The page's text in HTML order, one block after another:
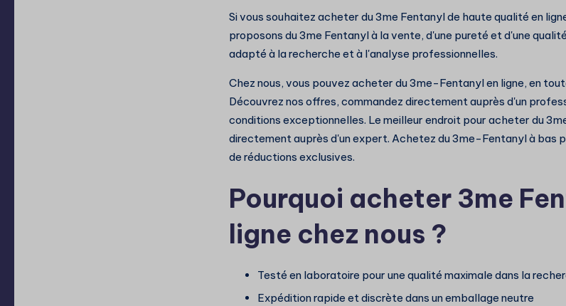
Si vous souhaitez acheter du 3me Fentanyl de haute qualité en
proposons du 3me Fentanyl à la vente, d'une pureté et d'une
adapté à la recherche et à l'analyse professionnelles.
Chez nous, vous pouvez acheter du 3me-Fentanyl en ligne, en
Découvrez nos offres, commandez directement auprès d'un
conditions exceptionnelles. Le meilleur endroit pour acheter du
directement auprès d'un expert. Achetez du 3me-Fentanyl à bas
de réductions exclusives.
Pourquoi acheter 3me
ligne chez nous ?
Testé en laboratoire pour une qualité maximale dans la
Expédition rapide et discrète dans un emballage neutre